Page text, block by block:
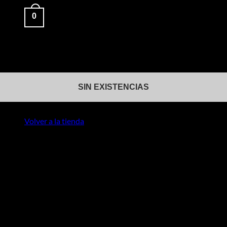
0
No hay productos en el carrito.
Volver a la tienda
Menu
SIN EXISTENCIAS